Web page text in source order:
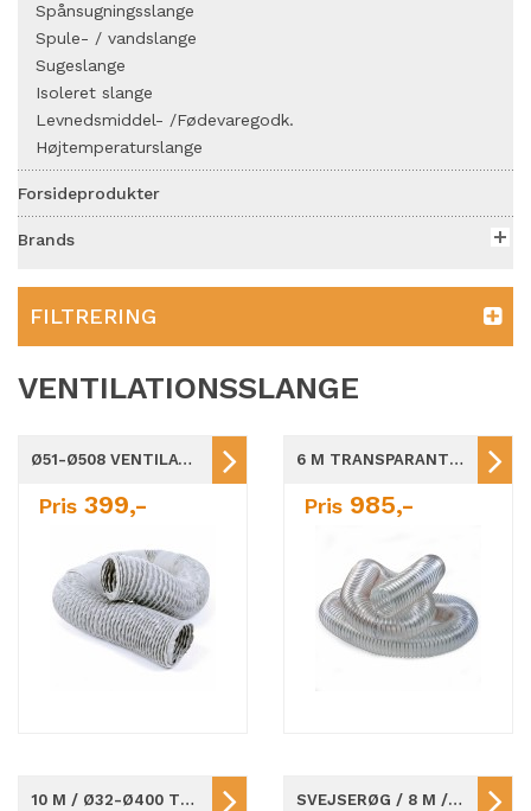
Spånsugningsslange
Spule- / vandslange
Sugeslange
Isoleret slange
Levnedsmiddel- /Fødevaregodk.
Højtemperaturslange
Forsideprodukter
Brands
FILTRERING
VENTILATIONSSLANGE
Ø51-Ø508 VENTILATIONSSLANGE
Pris 399,-
6 M TRANSPARANT VENTILATIONSSLANGE
Pris 985,-
10 M / Ø32-Ø400 TRANSPARANT VENTILATIONSSLANGE SVEJSERØG / 8 M / Ø75-Ø200 / BLÅ